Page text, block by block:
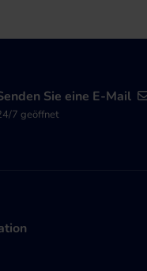
Sie eine E-Mail
7 geöffnet